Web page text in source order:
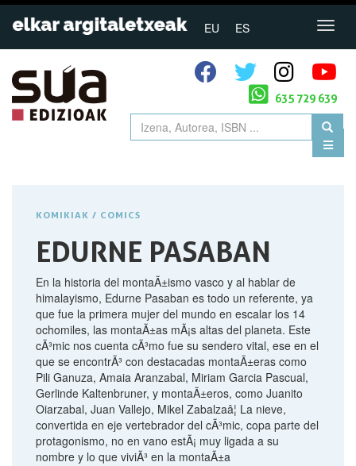
EU ES
635 729 639
KOMIKIAK / COMICS
EDURNE PASABAN
En la historia del montaÃ±ismo vasco y al hablar de
himalayismo, Edurne Pasaban es todo un referente, ya
que fue la primera mujer del mundo en escalar los 14
ochomiles, las montaÃ±as mÃ¡s altas del planeta. Este
cÃ³mic nos cuenta cÃ³mo fue su sendero vital, ese en el
que se encontrÃ³ con destacadas montaÃ±eras como
Pili Ganuza, Amaia Aranzabal, Miriam Garcia Pascual,
Gerlinde Kaltenbruner, y montaÃ±eros, como Juanito
Oiarzabal, Juan Vallejo, Mikel Zabalzaâ¦ La nieve,
convertida en eje vertebrador del cÃ³mic, copa parte del
protagonismo, no en vano estÃ¡ muy ligada a su
nombre y lo que viviÃ³ en la montaÃ±a